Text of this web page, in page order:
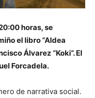
horas, se
el libro “Aldea
Álvarez “Koki”. El
Forcadela.
de narrativa social.